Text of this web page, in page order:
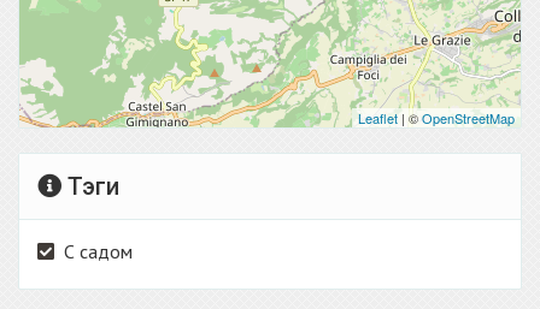
Leaflet | ©OpenStreetMap
Тэги
С садом